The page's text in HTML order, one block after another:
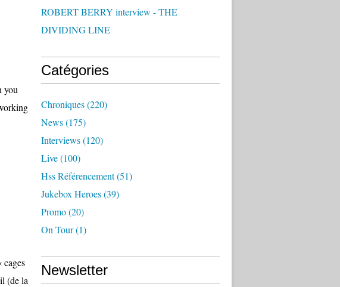
you
cages
(de la
ROBERT BERRY interview - THE
DIVIDING LINE
Catégories
Chroniques(220)
News(175)
Interviews(120)
Live(100)
Hss Référencement(51)
Jukebox Heroes(39)
Promo(20)
On Tour(1)
Newsletter